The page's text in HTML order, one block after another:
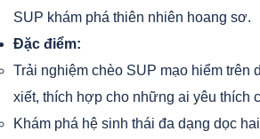
SUP khám phá thiên nhiên hoang sơ.
Đặc điểm:
Trải nghiệm chèo SUP mạo hiểm trên
xiết, thích hợp cho những ai yêu thích
Khám phá hệ sinh thái đa dạng dọc